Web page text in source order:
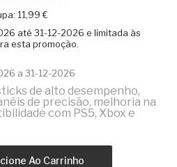
11,99 €
até 31-12-2026 e limitada às
esta promoção.
a 31-12-2026
de alto desempenho,
de precisão, melhoria na
com PS5, Xbox e
Ao Carrinho